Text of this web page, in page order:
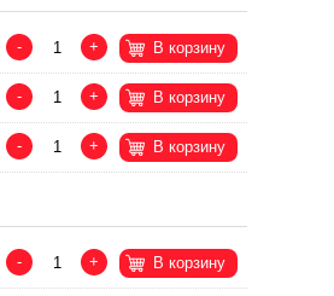
- + В корзину
- + В корзину
- + В корзину
- + В корзину